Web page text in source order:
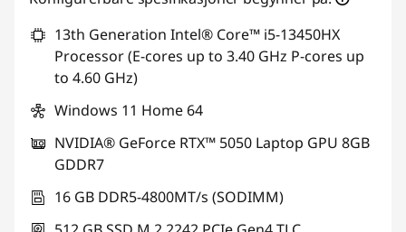
13th Generation Intel® Core™ i5-13450HX
Processor (E-cores up to 3.40 GHz P-cores up
to 4.60 GHz)
Windows 11 Home 64
NVIDIA® GeForce RTX™ 5050 Laptop GPU 8GB
GDDR7
16 GB DDR5-4800MT/s (SODIMM)